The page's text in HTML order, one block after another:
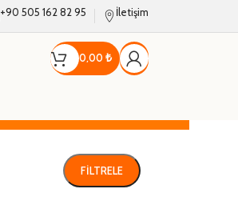
+90 505 162 82 95 İletişim
0,00 ₺
FILTRELE